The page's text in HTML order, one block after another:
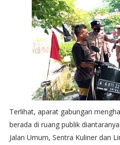
Terlihat, aparat gabungan
berada di ruang publik
Jalan Umum, Sentra Kuliner dan